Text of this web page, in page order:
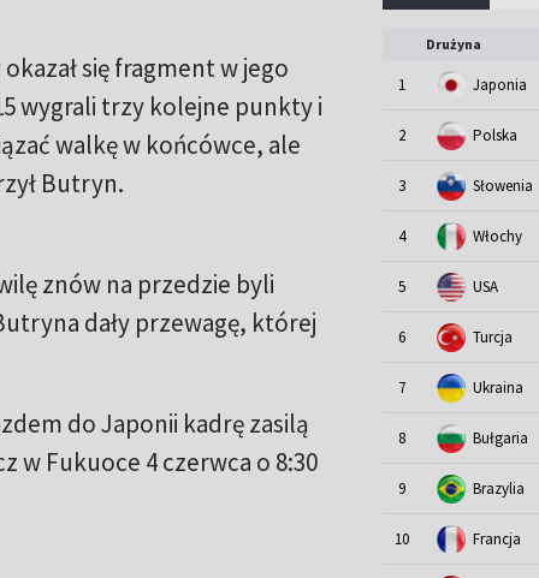
się fragment w jego
wygrali trzy kolejne punkty i
walkę w końcówce, ale
Butryn.
znów na przedzie byli
dały przewagę, której
do Japonii kadrę zasilą
w Fukuoce 4 czerwca o 8:30
Drużyna
1 Japonia
2 Polska
3 Słowenia
4 Włochy
5 USA
6 Turcja
7 Ukraina
8 Bułgaria
9 Brazylia
10 Francja